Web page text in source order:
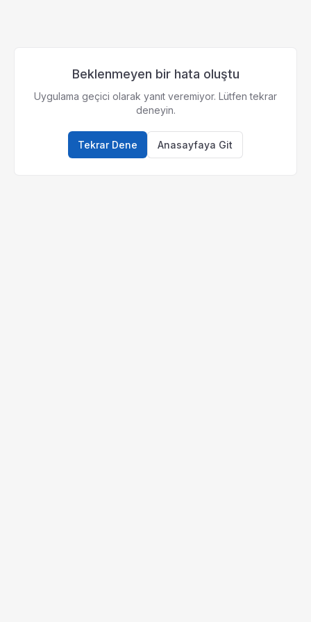
Beklenmeyen bir hata oluştu
Uygulama geçici olarak yanıt veremiyor. Lütfen tekrar
deneyin.
Tekrar Dene Anasayfaya Git